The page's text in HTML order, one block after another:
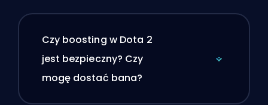
Czy boosting w Dota 2
jest bezpieczny? Czy
mogę dostać bana?